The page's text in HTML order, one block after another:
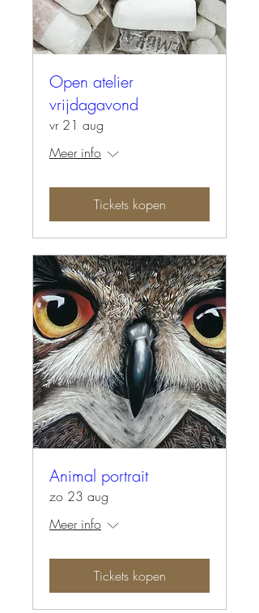
Open atelier
vrijdagavond
vr 21 aug
Meer info
Tickets kopen
Animal portrait
zo 23 aug
Meer info
Tickets kopen